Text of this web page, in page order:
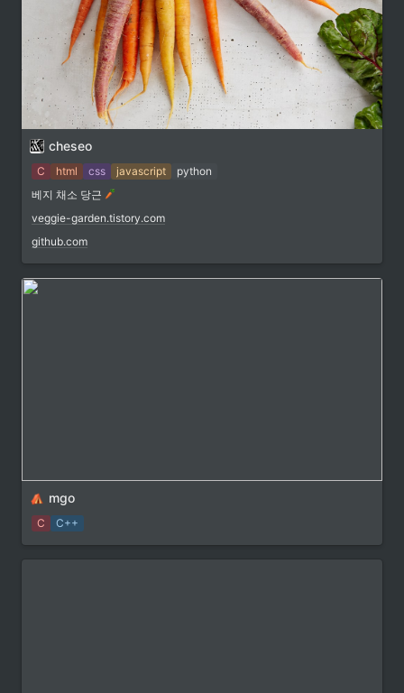
cheseo
C html css javascript
python
베지 채소 당근
veggie-garden.tistory.com
github.com
mgo
C C++